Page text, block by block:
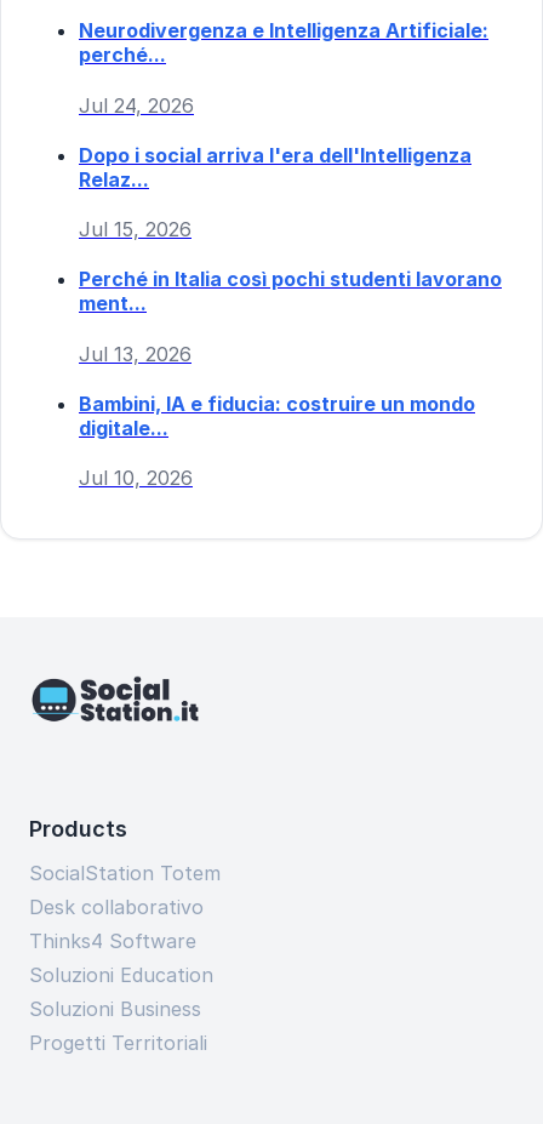
Neurodivergenza e Intelligenza Artificiale:
perché...
Jul 24, 2026
Dopo i social arriva l'era dell'Intelligenza
Relaz...
Jul 15, 2026
Perché in Italia così pochi studenti lavorano
ment...
Jul 13, 2026
Bambini, IA e fiducia: costruire un mondo
digitale...
Jul 10, 2026
Products
SocialStation Totem
Desk collaborativo
Thinks4 Software
Soluzioni Education
Soluzioni Business
Progetti Territoriali